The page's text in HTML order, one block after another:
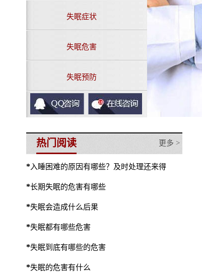
失眠症状
失眠危害
失眠预防
热门阅读 更多 >
*入睡困难的原因有哪些？及时处理还来得
*长期失眠的危害有哪些
*失眠会造成什么后果
*失眠都有哪些危害
*失眠到底有哪些的危害
*失眠的危害有什么